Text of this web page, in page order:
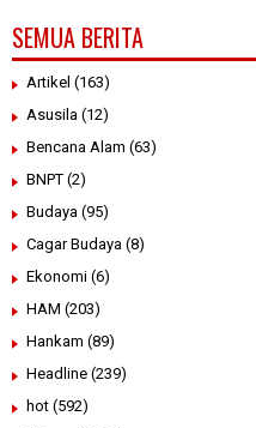
SEMUA BERITA
Artikel (163)
Asusila (12)
Bencana Alam (63)
BNPT (2)
Budaya (95)
Cagar Budaya (8)
Ekonomi (6)
HAM (203)
Hankam (89)
Headline (239)
hot (592)